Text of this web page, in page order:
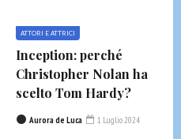
ATTORI E ATTRICI
Inception: perché
Christopher Nolan ha
scelto Tom Hardy?
Aurora de Luca 1 Luglio 2024